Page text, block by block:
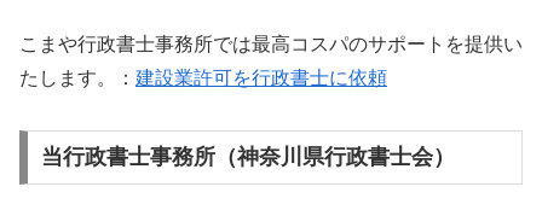
こまや行政書士事務所では最高コスパのサポートを提供い
たします。： 建設業許可を行政書士に依頼
当行政書士事務所（神奈川県行政書士会）